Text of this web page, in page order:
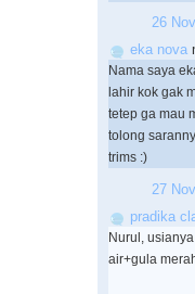
26
eka nova
Nama saya
lahir kok gak
tetep ga mau
tolong
trims :)
27
pradika
Nurul,
air+gula